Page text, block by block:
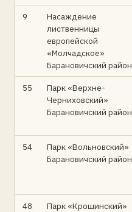
9
Насаждение
лиственницы
европейской
«Молчадское»
Барановичский район
55
Парк «Верхне-
Черниховский»
Барановичский район
54
Парк «Вольновский»
Барановичский район
48
Парк «Крошинский»